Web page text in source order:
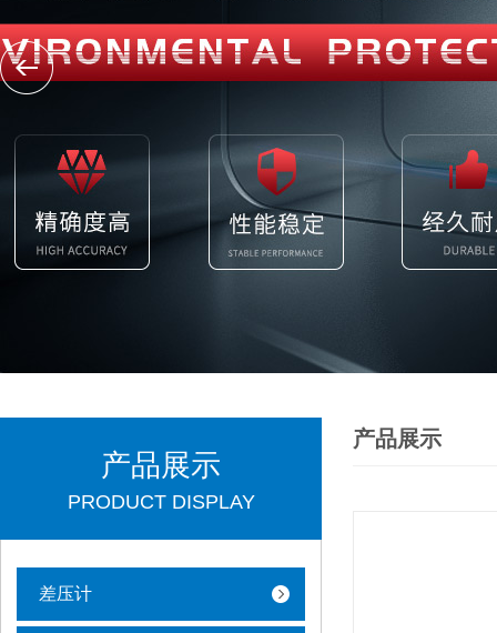
产品展示
PRODUCT DISPLAY
差压计
产品展示